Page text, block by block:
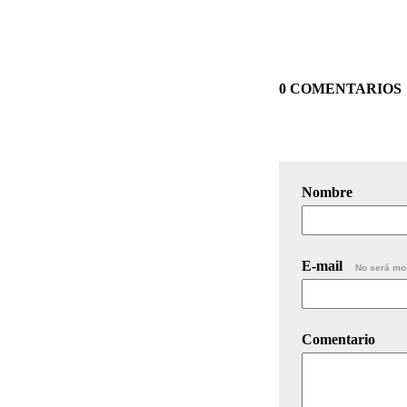
0 COMENTARIOS
Nombre
E-mail No será
Comentario